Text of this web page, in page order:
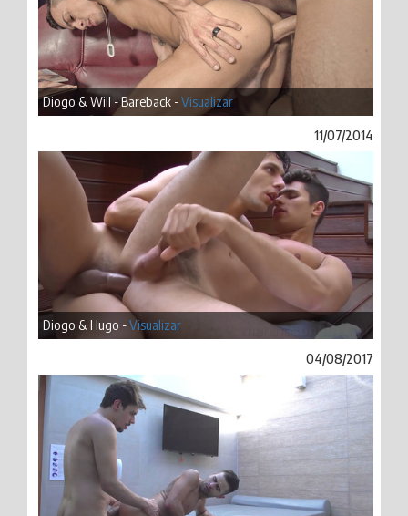
Diogo & Will - Bareback -Visualizar
11/07/2014
Diogo & Hugo -Visualizar
04/08/2017